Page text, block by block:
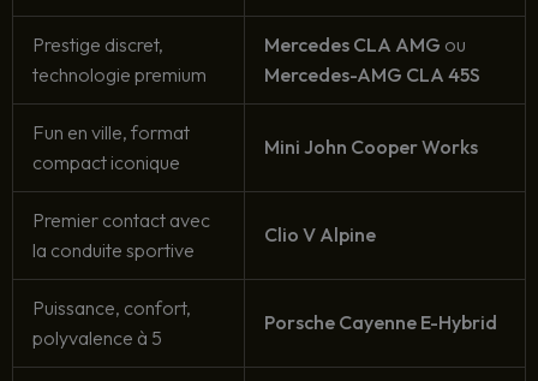
Prestige discret,
technologie premium
Mercedes CLA AMG ou
Mercedes-AMG CLA 45S
Fun en ville, format
compact iconique
Mini John Cooper Works
Premier contact avec
la conduite sportive
Clio V Alpine
Puissance, confort,
polyvalence à 5
Porsche Cayenne E-Hybrid